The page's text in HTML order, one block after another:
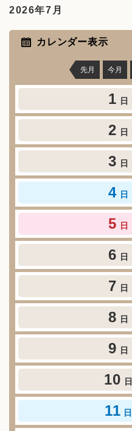
2026年7月
カレンダー表示
先月 今月
1 日
2 日
3 日
4 日
5 日
6 日
7 日
8 日
9 日
10 日
11 日